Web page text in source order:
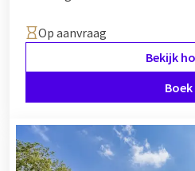
Op aanvraag
Bekijk
Boek